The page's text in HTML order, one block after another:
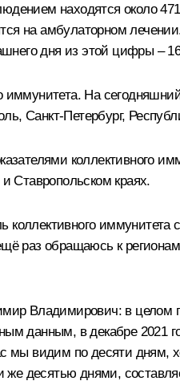
находятся около
на амбулаторном
дня из этой цифры –
На
Санкт-Петербург,
коллективного
Ставропольском краях.
раз обращаюсь к
Владимирович: в целом
данным, в декабре 2021
мы видим по десяти дням,
десятью днями,